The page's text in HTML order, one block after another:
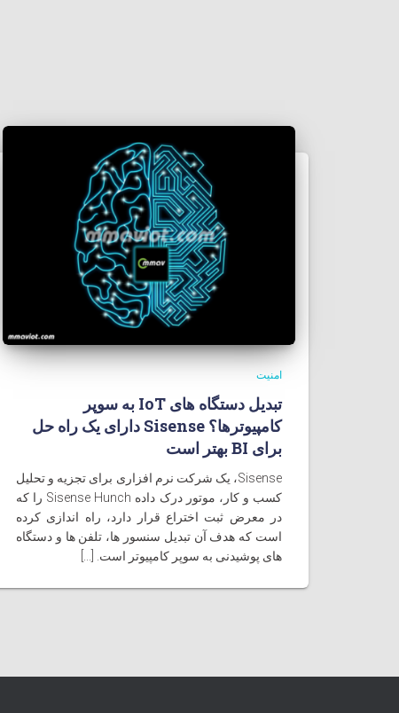
امنیت
تبدیل دستگاه های IoT به سوپر
کامپيوترها؟ Sisense دارای یک راه حل
برای BI بهتر است
Sisense، یک شرکت نرم افزاری برای تجزیه و تحلیل
کسب و کار، موتور درک داده Sisense Hunch را که
در معرض ثبت اختراع قرار دارد، راه اندازی کرده
است که هدف آن تبدیل سنسور ها، تلفن ها و دستگاه
های پوشیدنی به سوپر کامپیوتر است. [...]